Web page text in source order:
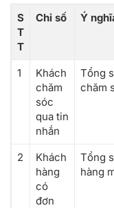
S
T
T
Chỉ số Ý
1
Khách
chăm
sóc
qua tin
nhắn
Tổng
chăm
2
Khách
hàng
có
đơn
Tổng
hàng